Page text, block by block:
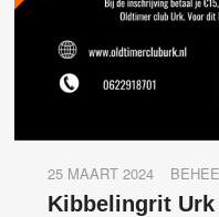
25 MAART 2024
Kibbelingrit Urk